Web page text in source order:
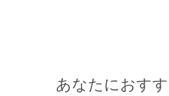
あなたにおす